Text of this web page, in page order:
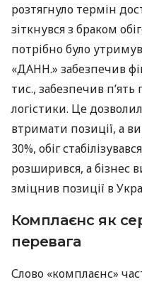
розтягнуло термін
зіткнувся з браком
потрібно було
«ДАНН.» забезпечив
тис., забезпечив
логістики. Це
втримати позиції, а
30%, обіг
розширився, а бізнес
зміцнив позиції в
Комплаєнс як
перевага
Слово «комплаєнс»